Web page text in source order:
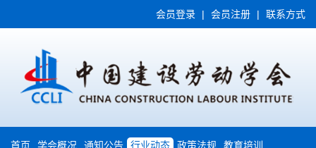
会员登录 | 会员注册 | 联系方式
首页 学会概况 通知公告 行业动态 政策法规
教育培训